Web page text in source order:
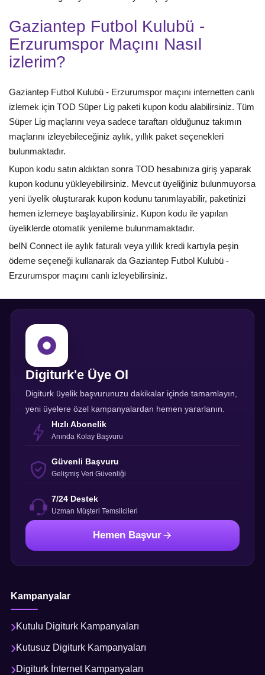
Gaziantep Futbol Kulubü -
Erzurumspor Maçını Nasıl
izlerim?
Gaziantep Futbol Kulubü - Erzurumspor maçını internetten canlı
izlemek için TOD Süper Lig paketi kupon kodu alabilirsiniz. Tüm
Süper Lig maçlarını veya sadece taraftarı olduğunuz takımın
maçlarını izleyebileceğiniz aylık, yıllık paket seçenekleri
bulunmaktadır.
Kupon kodu satın aldıktan sonra TOD hesabınıza giriş yaparak
kupon kodunu yükleyebilirsiniz. Mevcut üyeliğiniz bulunmuyorsa
yeni üyelik oluşturarak kupon kodunu tanımlayabilir, paketinizi
hemen izlemeye başlayabilirsiniz. Kupon kodu ile yapılan
üyeliklerde otomatik yenileme bulunmamaktadır.
beIN Connect ile aylık faturalı veya yıllık kredi kartıyla peşin
ödeme seçeneği kullanarak da Gaziantep Futbol Kulubü -
Erzurumspor maçını canlı izleyebilirsiniz.
Digiturk'e Üye Ol
Digiturk üyelik başvurunuzu dakikalar içinde tamamlayın,
yeni üyelere özel kampanyalardan hemen yararlanın.
Hızlı Abonelik
Anında Kolay Başvuru
Güvenli Başvuru
Gelişmiş Veri Güvenliği
7/24 Destek
Uzman Müşteri Temsilcileri
Hemen Başvur
Kampanyalar
Kutulu Digiturk Kampanyaları
Kutusuz Digiturk Kampanyaları
Digiturk İnternet Kampanyaları